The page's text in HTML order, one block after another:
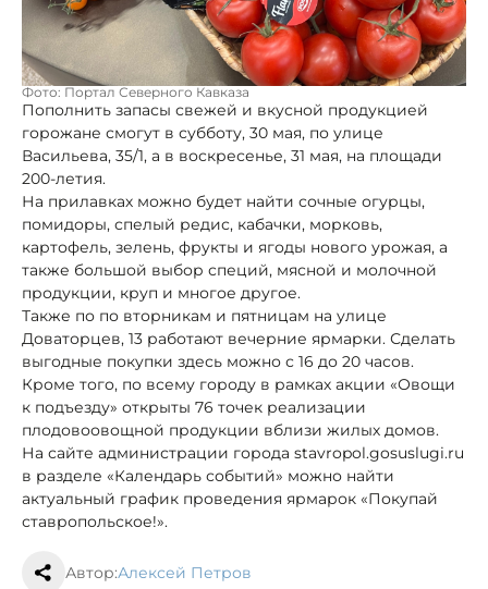
Фото: Портал Северного Кавказа
Пополнить запасы свежей и вкусной продукцией
горожане смогут в субботу, 30 мая, по улице
Васильева, 35/1, а в воскресенье, 31 мая, на площади
200-летия.
На прилавках можно будет найти сочные огурцы,
помидоры, спелый редис, кабачки, морковь,
картофель, зелень, фрукты и ягоды нового урожая, а
также большой выбор специй, мясной и молочной
продукции, круп и многое другое.
Также по по вторникам и пятницам на улице
Доваторцев, 13 работают вечерние ярмарки. Сделать
выгодные покупки здесь можно с 16 до 20 часов.
Кроме того, по всему городу в рамках акции «Овощи
к подъезду» открыты 76 точек реализации
плодовоовощной продукции вблизи жилых домов.
На сайте администрации города stavropol.gosuslugi.ru
в разделе «Календарь событий» можно найти
актуальный график проведения ярмарок «Покупай
ставропольское!».
Автор:Алексей Петров